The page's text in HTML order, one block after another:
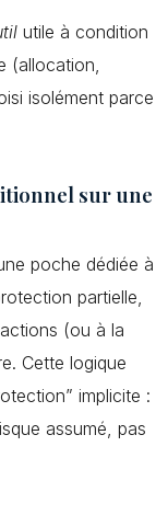
utile à condition
(allocation,
isolément parce
sur une
poche dédiée à
partielle,
(ou à la
Cette logique
implicite :
assumé, pas